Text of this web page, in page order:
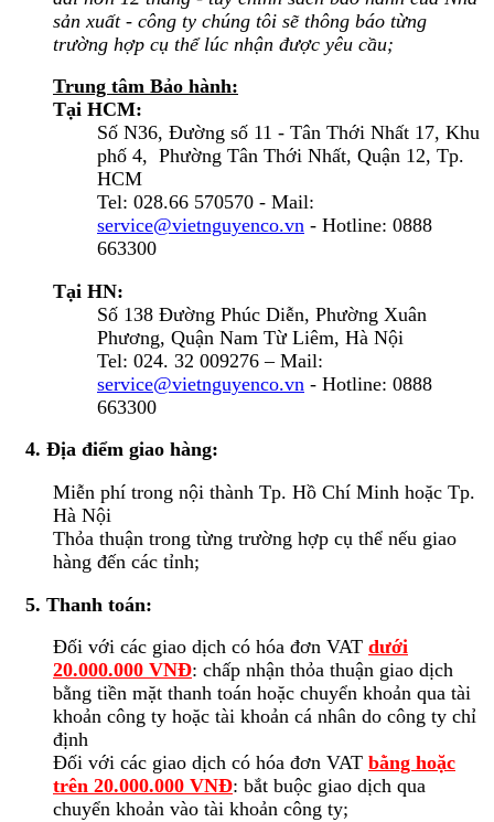
sản xuất - công ty chúng tôi sẽ thông báo từng
trường hợp cụ thể lúc nhận được yêu cầu;
Trung tâm Bảo hành:
Tại HCM:
Số N36, Đường số 11 - Tân Thới Nhất 17, Khu
phố 4, Phường Tân Thới Nhất, Quận 12, Tp.
HCM
Tel: 028.66 570570 - Mail:
service@vietnguyenco.vn - Hotline: 0888
663300
Tại HN:
Số 138 Đường Phúc Diễn, Phường Xuân
Phương, Quận Nam Từ Liêm, Hà Nội
Tel: 024. 32 009276 – Mail:
service@vietnguyenco.vn - Hotline: 0888
663300
4. Địa điểm giao hàng:
Miễn phí trong nội thành Tp. Hồ Chí Minh hoặc Tp.
Hà Nội
Thỏa thuận trong từng trường hợp cụ thể nếu giao
hàng đến các tỉnh;
5. Thanh toán:
Đối với các giao dịch có hóa đơn VAT dưới
20.000.000 VNĐ: chấp nhận thỏa thuận giao dịch
bằng tiền mặt thanh toán hoặc chuyển khoản qua tài
khoản công ty hoặc tài khoản cá nhân do công ty chỉ
định
Đối với các giao dịch có hóa đơn VAT bằng hoặc
trên 20.000.000 VNĐ: bắt buộc giao dịch qua
chuyển khoản vào tài khoản công ty;